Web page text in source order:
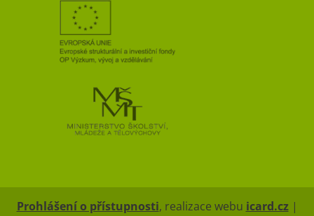
Prohlášení o přístupnosti, realizace webu icard.cz|